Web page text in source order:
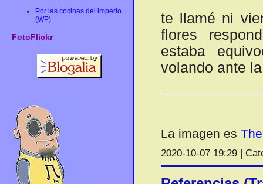
te llamé ni
flores
estaba
volando ante
La imagen es
2020-10-07 19:29 |
Por las cocinas del imperio
(WP)
FotoFlickr